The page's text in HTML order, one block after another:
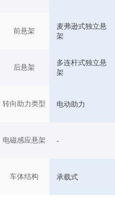
前悬架
后悬架
转向助力类型
电磁感应悬架
车体结构
麦弗逊式独立悬
架
多连杆式独立悬
架
电动助力
-
承载式